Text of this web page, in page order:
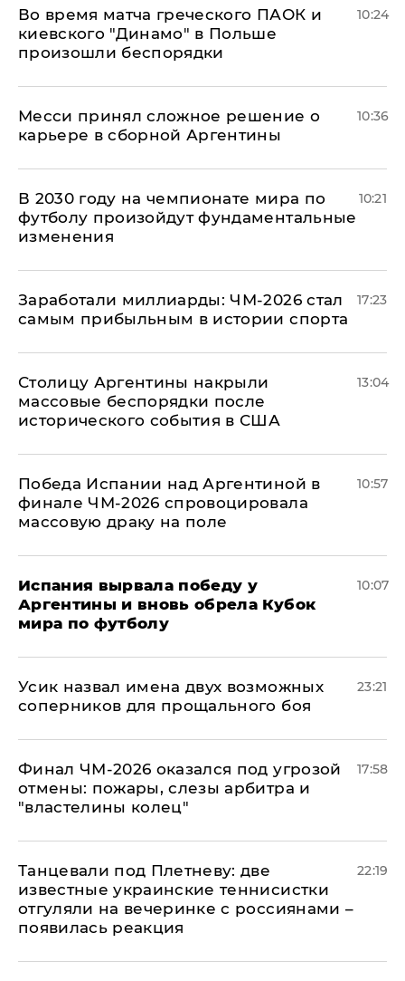
Во время матча греческого ПАОК и
киевского "Динамо" в Польше
произошли беспорядки
10:24
Месси принял сложное решение о
карьере в сборной Аргентины
10:36
В 2030 году на чемпионате мира по
футболу произойдут фундаментальные
изменения
10:21
Заработали миллиарды: ЧМ-2026 стал
самым прибыльным в истории спорта
17:23
Столицу Аргентины накрыли
массовые беспорядки после
исторического события в США
13:04
Победа Испании над Аргентиной в
финале ЧМ-2026 спровоцировала
массовую драку на поле
10:57
Испания вырвала победу у
Аргентины и вновь обрела Кубок
мира по футболу
10:07
Усик назвал имена двух возможных
соперников для прощального боя
23:21
Финал ЧМ-2026 оказался под угрозой
отмены: пожары, слезы арбитра и
"властелины колец"
17:58
Танцевали под Плетневу: две
известные украинские теннисистки
отгуляли на вечеринке с россиянами –
появилась реакция
22:19